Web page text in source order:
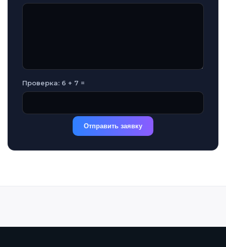
Проверка: 6 + 7 =
Отправить заявку